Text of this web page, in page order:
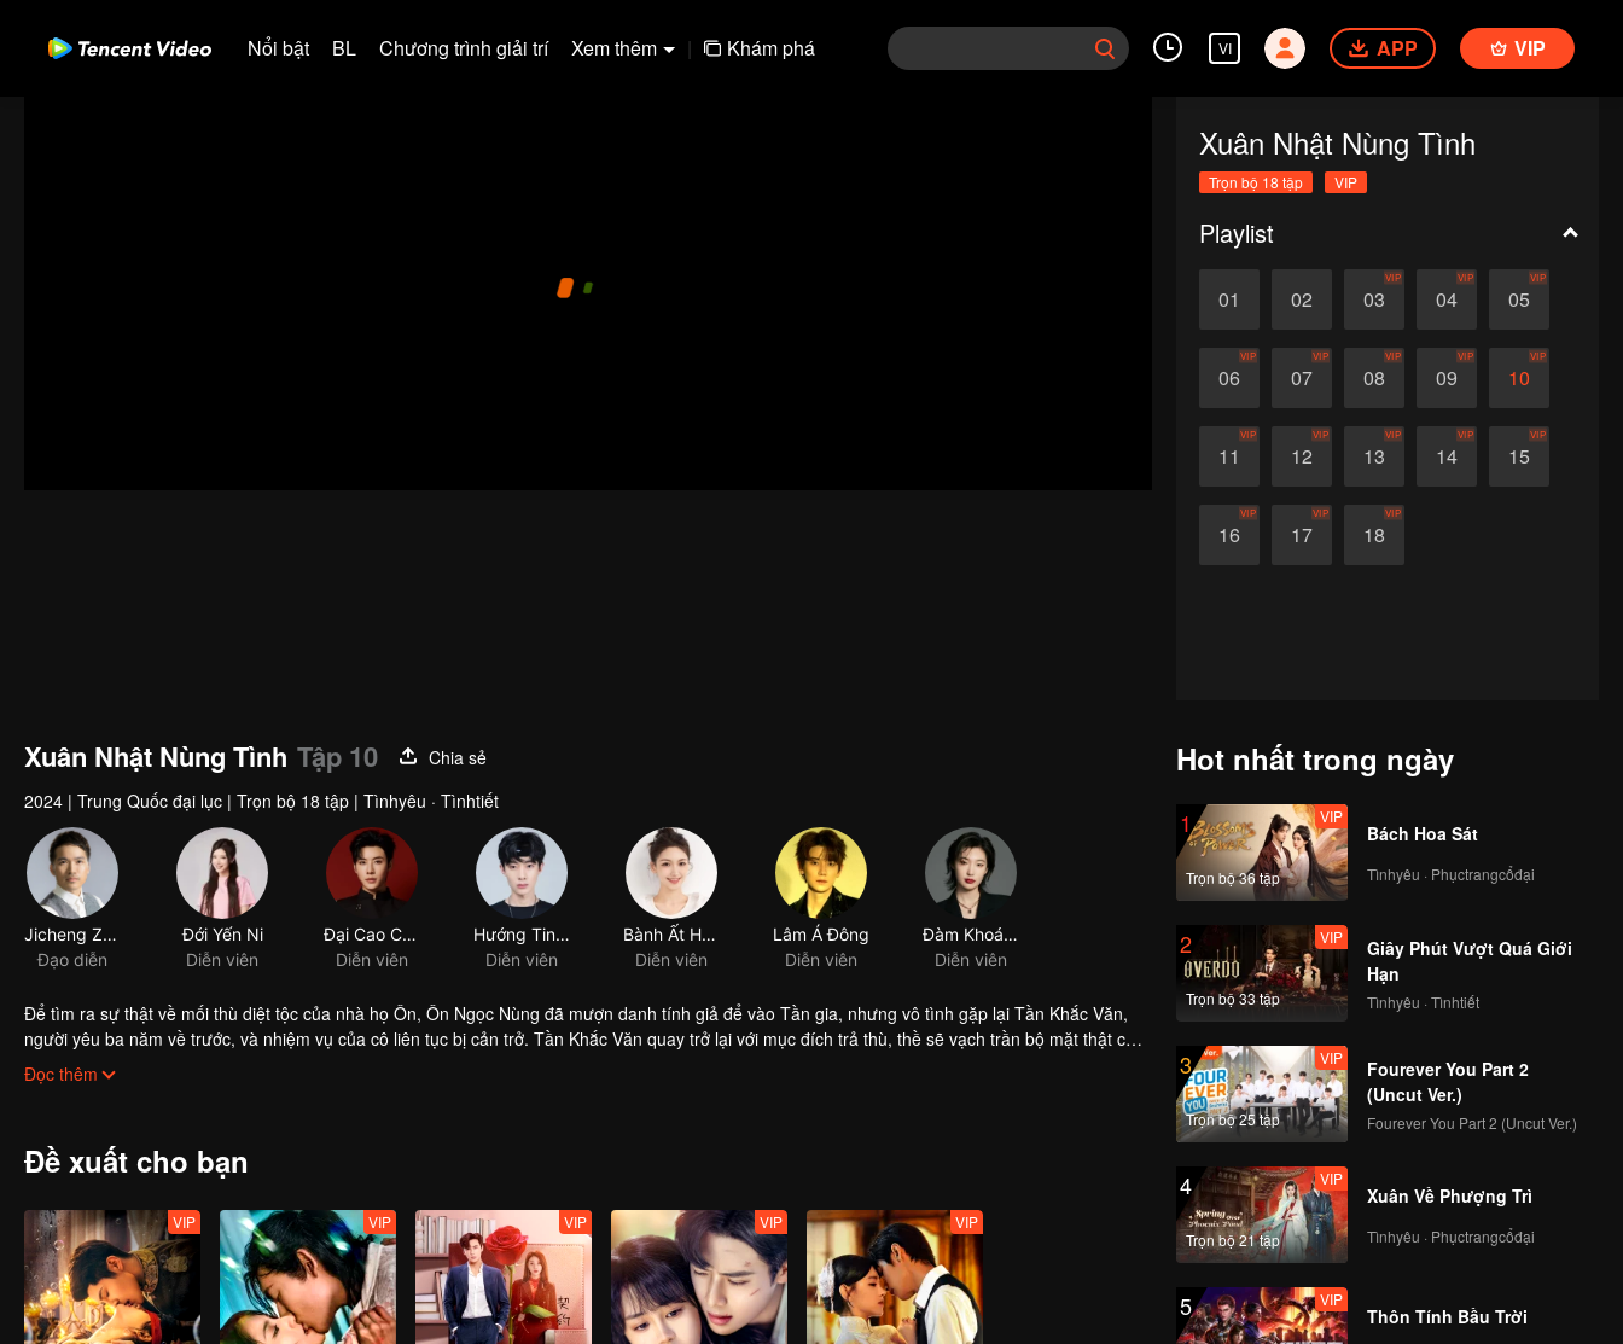
Nổi bật BL Chương trình giải trí Xem thêm | Khám phá VI APP VIP
Xuân Nhật Nùng Tình
Trọn bộ 18 tập VIP
Playlist
01 02 03
VIP
04
VIP
05
VIP
06
VIP
07
VIP
08
VIP
09
VIP
10
VIP
11
VIP
12
VIP
13
VIP
14
VIP
15
VIP
16
VIP
17
VIP
18
VIP
Xuân Nhật Nùng Tình Tập 10
Chia sẻ
2024 | Trung Quốc đại lục | Trọn bộ 18 tập | Tìnhyêu · Tìnhtiết
Jicheng Zou
Đạo diễn
Đới Yến Ni
Diễn viên
Đại Cao Chính
Diễn viên
Hướng Tinh Vũ
Diễn viên
Bành Ất Hàng
Diễn viên
Lâm Á Đông
Diễn viên
Đàm Khoát Khoát
Diễn viên
Để tìm ra sự thật về mối thù diệt tộc của nhà họ Ôn, Ôn Ngọc Nùng đã mượn danh tính giả để vào Tần gia, nhưng vô tình gặp lại Tần Khắc Văn,
người yêu ba năm về trước, và nhiệm vụ của cô liên tục bị cản trở. Tần Khắc Văn quay trở lại với mục đích trả thù, thề sẽ vạch trần bộ mặt thật của
kẻ lừa dối tình cảm là Ôn Ngọc Nùng. Hai người ăn miếng trả miếng, nhưng quanh đi quẩn lại hết lần này đến lần khác, tình cảm của họ ngày càng
bền chặt.
Đọc thêm
Đề xuất cho bạn
VIP VIP VIP VIP VIP
Hot nhất trong ngày
1
Trọn bộ 36 tập
VIP
Bách Hoa Sát
Tìnhyêu · Phụctrangcổđại
2
Trọn bộ 33 tập
VIP
Giây Phút Vượt Quá Giới
Hạn
Tìnhyêu · Tìnhtiết
3
Trọn bộ 25 tập
VIP
Fourever You Part 2
(Uncut Ver.)
Fourever You Part 2 (Uncut Ver.)
4
Trọn bộ 21 tập
VIP
Xuân Về Phượng Trì
Tìnhyêu · Phụctrangcổđại
5 VIP
Thôn Tính Bầu Trời